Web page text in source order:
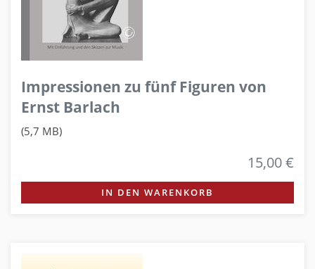
Impressionen zu fünf Figuren von
Ernst Barlach
(5,7 MB)
15,00 €
IN DEN WARENKORB